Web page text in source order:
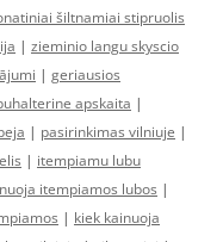
šiltnamiai stipruolis
| zieminio langu skyscio
| geriausios
apskaita |
| pasirinkimas vilniuje |
| itempiamu lubu
itempiamos lubos |
| kiek kainuoja